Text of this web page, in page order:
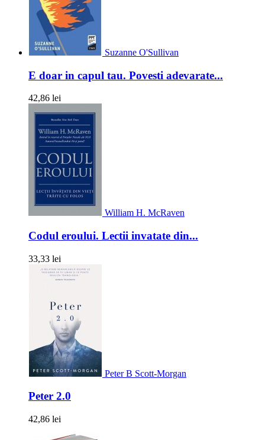
Suzanne O'Sullivan
E doar in capul tau. Povesti adevarate...
42,86 lei
William H. McRaven
Codul eroului. Lectii invatate din...
33,33 lei
Peter B Scott-Morgan
Peter 2.0
42,86 lei